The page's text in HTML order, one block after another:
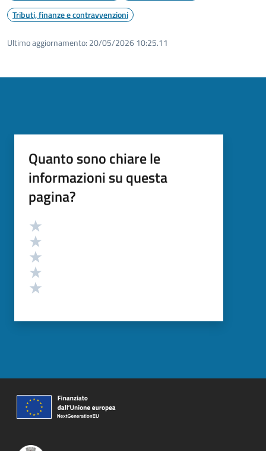
Tributi, finanze e contravvenzioni
Ultimo aggiornamento: 20/05/2026 10:25.11
Quanto sono chiare le
informazioni su questa
pagina?
Valutazione